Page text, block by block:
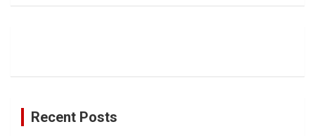
Recent Posts